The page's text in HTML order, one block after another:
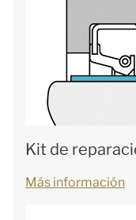
Kit de
Más información